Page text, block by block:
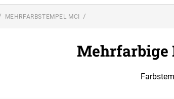
MEHRFARBSTEMPEL MCI
Mehrfarbige